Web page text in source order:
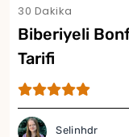
30 Dakika
Biberiyeli
Tarifi
Selinhdr